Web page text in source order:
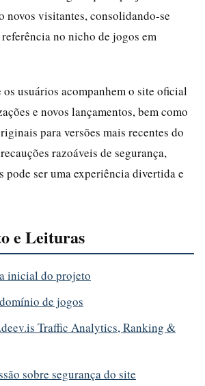
novos visitantes, consolidando-se
no nicho de jogos em
os usuários acompanhem o site oficial
e novos lançamentos, bem como
para versões mais recentes do
razoáveis de segurança,
pode ser uma experiência divertida e
e Leituras
inicial do projeto
de jogos
Traffic Analytics, Ranking &
sobre segurança do site